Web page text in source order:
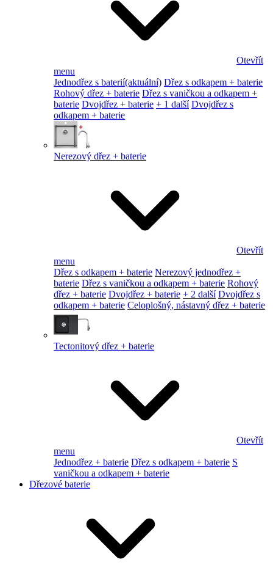
Otevřít
menu
Jednodřez s baterií(aktuální) Dřez s odkapem + baterie
Rohový dřez + baterie Dřez s vaničkou a odkapem +
baterie Dvojdřez + baterie + 1 další Dvojdřez s
odkapem + baterie
Nerezový dřez + baterie
Otevřít
menu
Dřez s odkapem + baterie Nerezový jednodřez +
baterie Dřez s vaničkou a odkapem + baterie Rohový
dřez + baterie Dvojdřez + baterie + 2 další Dvojdřez s
odkapem + baterie Celoplošný, nástavný dřez + baterie
Tectonitový dřez + baterie
Otevřít
menu
Jednodřez + baterie Dřez s odkapem + baterie S
vaničkou a odkapem + baterie
Dřezové baterie